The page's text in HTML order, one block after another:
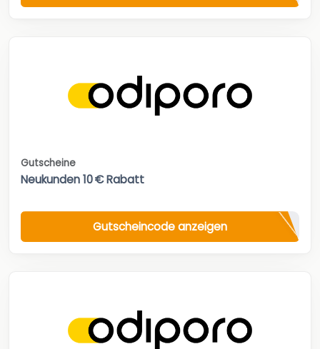
Gutscheine
Neukunden 10 € Rabatt
Gutscheincode anzeigen